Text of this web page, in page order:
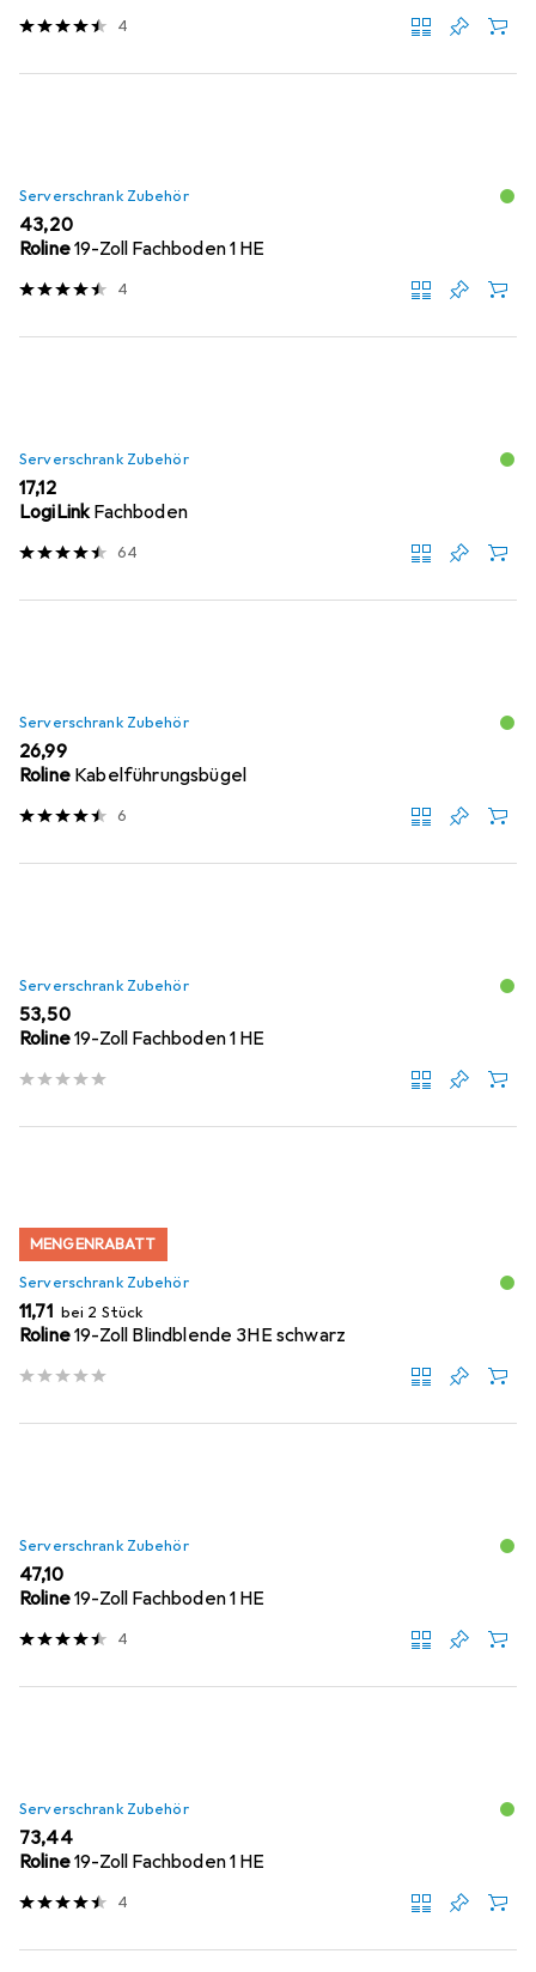
4
Serverschrank Zubehör
EUR
43,20
Roline19-Zoll Fachboden 1 HE
4
Serverschrank Zubehör
EUR
17,12
LogiLinkFachboden
64
Serverschrank Zubehör
EUR
26,99
Roline Kabelführungsbügel
6
Serverschrank Zubehör
EUR
53,50
Roline19-Zoll Fachboden 1 HE
MENGENRABATT
Serverschrank Zubehör
EUR
11,71 bei 2 Stück
Roline19-Zoll Blindblende 3HE schwarz
Serverschrank Zubehör
EUR
47,10
Roline19-Zoll Fachboden 1 HE
4
Serverschrank Zubehör
EUR
73,44
Roline19-Zoll Fachboden 1 HE
4